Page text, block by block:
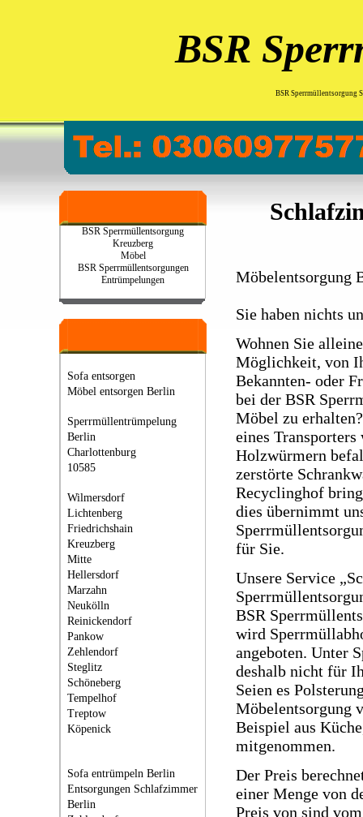
BSR
BSR Sperrmüllentsorgung
BSR Sperrmüllentsorgung
Kreuzberg
Möbel
BSR Sperrmüllentsorgungen
Entrümpelungen
Sofa entsorgen
Möbel entsorgen Berlin
Sperrmüllentrümpelung
Berlin
Charlottenburg
10585
Wilmersdorf
Lichtenberg
Friedrichshain
Kreuzberg
Mitte
Hellersdorf
Marzahn
Neukölln
Reinickendorf
Pankow
Zehlendorf
Steglitz
Schöneberg
Tempelhof
Treptow
Köpenick
Sofa entrümpeln Berlin
Entsorgungen Schlafzimmer
Berlin
Möbelentsorgung
Sie haben nichts
Wohnen Sie
Möglichkeit, von
Bekannten- oder
bei der BSR
Möbel zu
eines
Holzwürmern
zerstörte
Recyclinghof
dies übernimmt
für Sie.
Unsere Service
BSR
wird
angeboten. Unter
deshalb nicht für
Seien es
Möbelentsorgung
Beispiel aus
mitgenommen.
Der Preis
einer Menge von
Preis von sind